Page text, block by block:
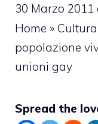
30 Marzo 2011
Home »
popolazione
unioni gay
Spread the